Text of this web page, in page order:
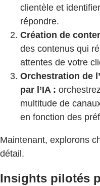
clientèle et
répondre.
Création de
des contenus qui
attentes de votre
Orchestration de
par l’IA :
multitude de
en fonction des
Maintenant, explorons
détail.
Insights pilotés